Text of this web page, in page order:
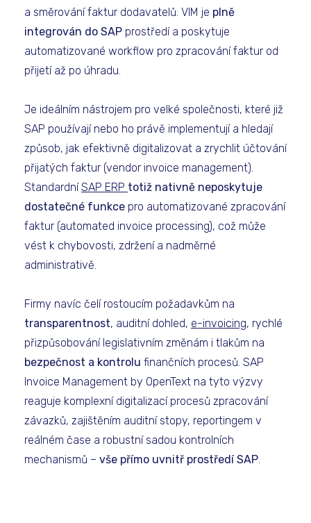
a směrování faktur dodavatelů. VIM je plně
integrován do SAP prostředí a poskytuje
automatizované workflow pro zpracování faktur od
přijetí až po úhradu.
Je ideálním nástrojem pro velké společnosti, které již
SAP používají nebo ho právě implementují a hledají
způsob, jak efektivně digitalizovat a zrychlit účtování
přijatých faktur (vendor invoice management).
StandardníSAP ERP totiž nativně neposkytuje
dostatečné funkce pro automatizované zpracování
faktur (automated invoice processing), což může
vést k chybovosti, zdržení a nadměrné
administrativě.
Firmy navíc čelí rostoucím požadavkům na
transparentnost, auditní dohled, e-invoicing, rychlé
přizpůsobování legislativním změnám i tlakům na
bezpečnost a kontrolu finančních procesů. SAP
Invoice Management by OpenText na tyto výzvy
reaguje komplexní digitalizací procesů zpracování
závazků, zajištěním auditní stopy, reportingem v
reálném čase a robustní sadou kontrolních
mechanismů – vše přímo uvnitř prostředí SAP.